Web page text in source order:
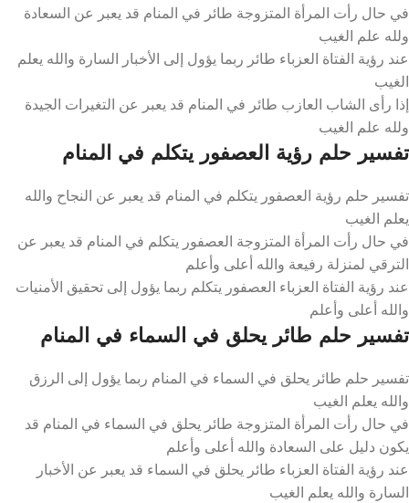
في حال رأت المرأة المتزوجة طائر في المنام قد يعبر عن السعادة
ولله علم الغيب
عند رؤية الفتاة العزباء طائر ربما يؤول إلى الأخبار السارة والله يعلم
الغيب
إذا رأى الشاب العازب طائر في المنام قد يعبر عن التغيرات الجيدة
ولله علم الغيب
تفسير حلم رؤية العصفور يتكلم في المنام
تفسير حلم رؤية العصفور يتكلم في المنام قد يعبر عن النجاح والله
يعلم الغيب
في حال رأت المرأة المتزوجة العصفور يتكلم في المنام قد يعبر عن
الترقي لمنزلة رفيعة والله أعلى وأعلم
عند رؤية الفتاة العزباء العصفور يتكلم ربما يؤول إلى تحقيق الأمنيات
والله أعلى وأعلم
تفسير حلم طائر يحلق في السماء في المنام
تفسير حلم طائر يحلق في السماء في المنام ربما يؤول إلى الرزق
والله يعلم الغيب
في حال رأت المرأة المتزوجة طائر يحلق في السماء في المنام قد
يكون دليل على السعادة والله أعلى وأعلم
عند رؤية الفتاة العزباء طائر يحلق في السماء قد يعبر عن الأخبار
السارة والله يعلم الغيب